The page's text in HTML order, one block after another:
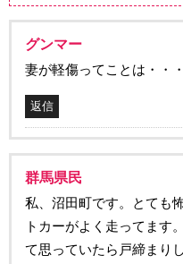
グンマー
妻が軽傷ってことは・・
返信
群馬県民
私、沼田町です。とても
トカーがよく走ってます
て思っていたら戸締まり